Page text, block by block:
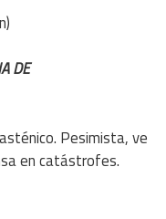
DE
Pesimista, ve
en catástrofes.